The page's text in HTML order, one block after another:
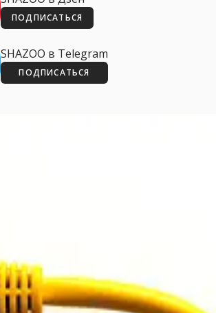
ПОДПИСАТЬСЯ
SHAZOO в Telegram
ПОДПИСАТЬСЯ